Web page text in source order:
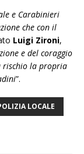
e Carabinieri
che con il
Luigi Zironi,
e del coraggio
rischio la propria
”.
LOCALE